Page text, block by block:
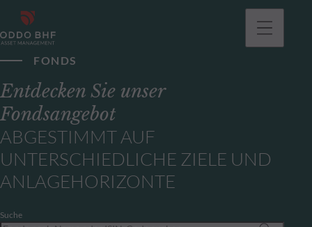
FONDS
Entdecken Sie unser
Fondsangebot
ABGESTIMMT AUF
UNTERSCHIEDLICHE ZIELE UND
ANLAGEHORIZONTE
Suche